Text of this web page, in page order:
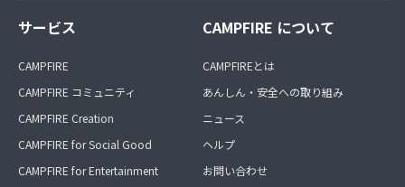
サービス
CAMPFIRE
CAMPFIRE コミュニティ
CAMPFIRE Creation
CAMPFIRE for Social Good
CAMPFIRE for Entertainment
CAMPFIRE について
CAMPFIREとは
あんしん・安全への取り組み
ニュース
ヘルプ
お問い合わせ